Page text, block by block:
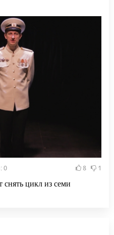
0 8 1
цикл из семи